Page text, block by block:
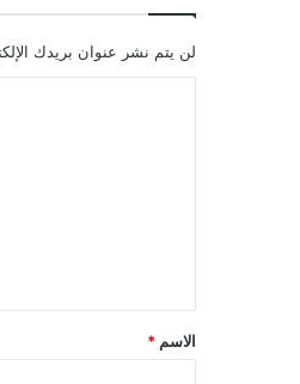
لن يتم نشر عنوان بريدك
ق
*
الاسم *